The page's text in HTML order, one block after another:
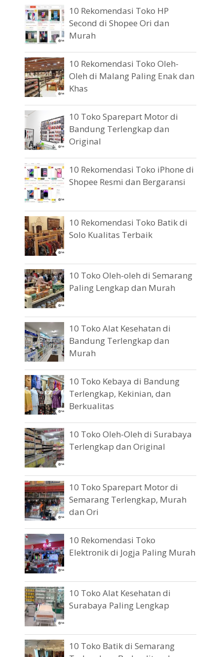
10 Rekomendasi Toko HP
Second di Shopee Ori dan
Murah
10 Rekomendasi Toko Oleh-
Oleh di Malang Paling Enak dan
Khas
10 Toko Sparepart Motor di
Bandung Terlengkap dan
Original
10 Rekomendasi Toko iPhone di
Shopee Resmi dan Bergaransi
10 Rekomendasi Toko Batik di
Solo Kualitas Terbaik
10 Toko Oleh-oleh di Semarang
Paling Lengkap dan Murah
10 Toko Alat Kesehatan di
Bandung Terlengkap dan
Murah
10 Toko Kebaya di Bandung
Terlengkap, Kekinian, dan
Berkualitas
10 Toko Oleh-Oleh di Surabaya
Terlengkap dan Original
10 Toko Sparepart Motor di
Semarang Terlengkap, Murah
dan Ori
10 Rekomendasi Toko
Elektronik di Jogja Paling Murah
10 Toko Alat Kesehatan di
Surabaya Paling Lengkap
10 Toko Batik di Semarang